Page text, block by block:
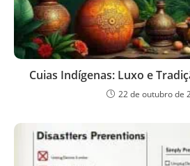
Cuias Indígenas: Luxo e
22 de outubro de